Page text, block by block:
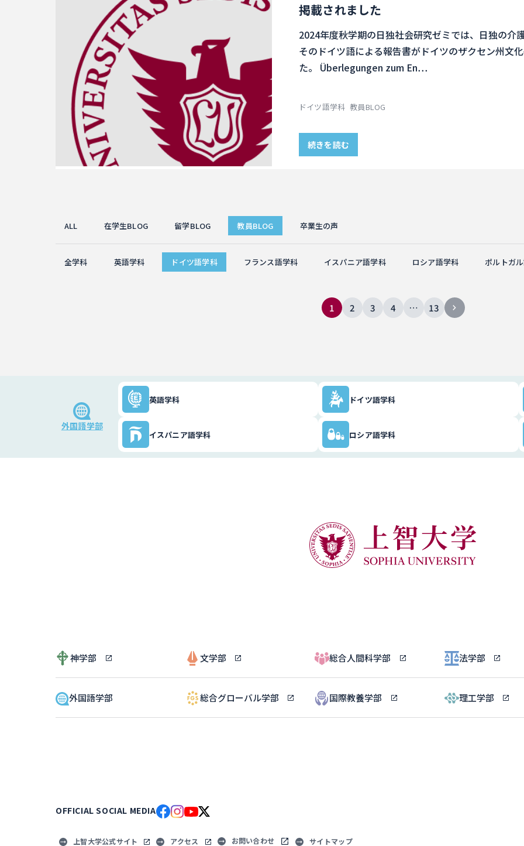
掲載されました
2024年度秋学期の日独社会研究ゼミでは、日独の介
そのドイツ語による報告書がドイツのザクセン州文
た。 Überlegungen zum En…
ドイツ語学科 教員BLOG
続きを読む
ALL 在学生BLOG 留学BLOG 教員BLOG 卒業生の声
全学科 英語学科 ドイツ語学科 フランス語学科 イスパニア語学科 ロシア語学科 ポルトガ
1 2 3 4 … 13
外国語学部
英語学科 ドイツ語学科
イスパニア語学科 ロシア語学科
神学部 文学部 総合人間科学部 法学部
外国語学部 総合グローバル学部 国際教養学部 理工学部
OFFICIAL SOCIAL MEDIA
上智大学公式サイト アクセス お問い合わせ サイトマップ